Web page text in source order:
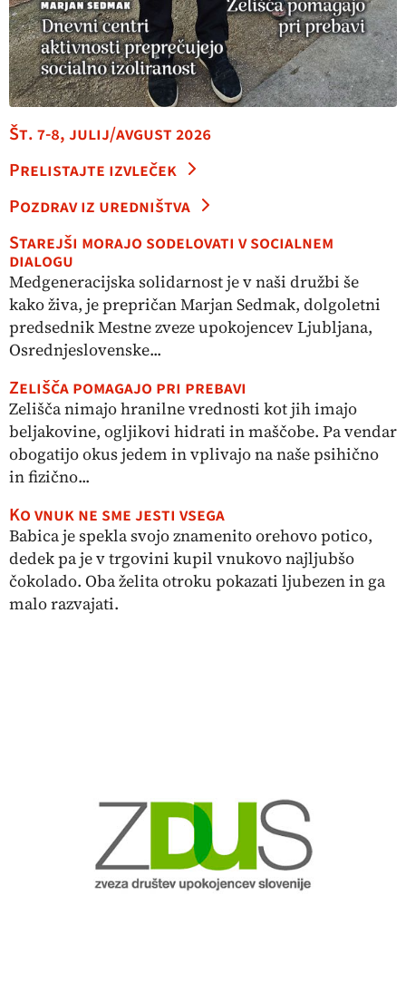
Št. 7-8, julij/avgust 2026
Prelistajte izvleček
Pozdrav iz uredništva
Starejši morajo sodelovati v socialnem
dialogu
Medgeneracijska solidarnost je v naši družbi še
kako živa, je prepričan Marjan Sedmak, dolgoletni
predsednik Mestne zveze upokojencev Ljubljana,
Osrednjeslovenske...
Zelišča pomagajo pri prebavi
Zelišča nimajo hranilne vrednosti kot jih imajo
beljakovine, ogljikovi hidrati in maščobe. Pa vendar
obogatijo okus jedem in vplivajo na naše psihično
in fizično...
Ko vnuk ne sme jesti vsega
Babica je spekla svojo znamenito orehovo potico,
dedek pa je v trgovini kupil vnukovo najljubšo
čokolado. Oba želita otroku pokazati ljubezen in ga
malo razvajati.